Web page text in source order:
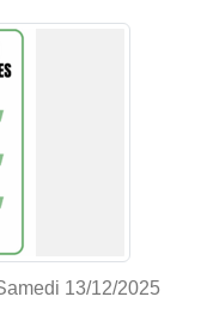
13/12/2025